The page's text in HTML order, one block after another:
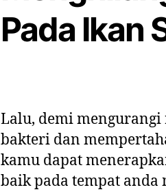
Pada Ikan
Lalu, demi
bakteri dan
kamu dapat
baik pada tempat anda